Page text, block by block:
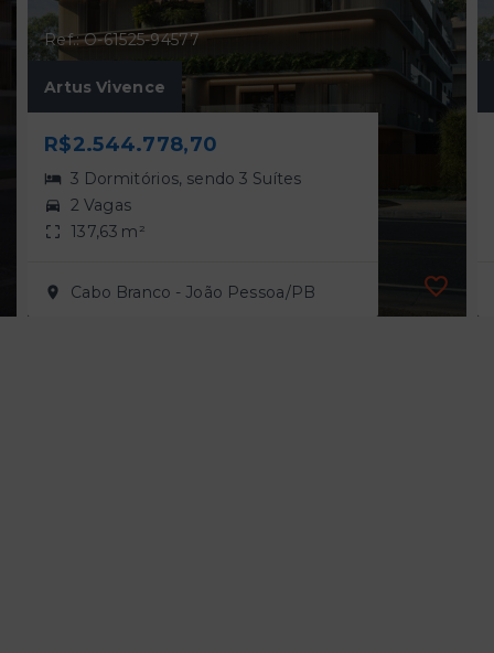
Ref.: O-61525-94577
Artus Vivence
R$2.544.778,70
3 Dormitórios, sendo 3 Suítes
2 Vagas
137,63 m²
Cabo Branco - João Pessoa/PB